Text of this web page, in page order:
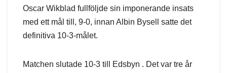
Oscar Wikblad fullföljde sin imponerande insats
med ett mål till, 9-0, innan Albin Bysell satte det
definitiva 10-3-målet.
Matchen slutade 10-3 till Edsbyn . Det var tre år